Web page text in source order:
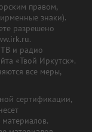
правом,
знаки).
разрешено
ТВ и радио
«Твой Иркутск».
все меры,
сертификации,